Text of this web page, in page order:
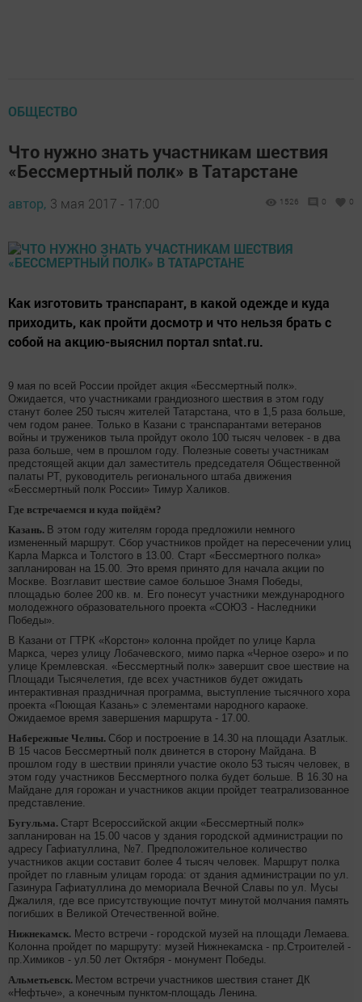
ОБЩЕСТВО
Что нужно знать участникам шествия
«Бессмертный полк» в Татарстане
автор, 3 мая 2017 - 17:00 1526 0 0
Как изготовить транспарант, в какой одежде и куда
приходить, как пройти досмотр и что нельзя брать с
собой на акцию-выяснил портал sntat.ru.
9 мая по всей России пройдет акция «Бессмертный полк».
Ожидается, что участниками грандиозного шествия в этом году
станут более 250 тысяч жителей Татарстана, что в 1,5 раза больше,
чем годом ранее. Только в Казани с транспарантами ветеранов
войны и тружеников тыла пройдут около 100 тысяч человек - в два
раза больше, чем в прошлом году. Полезные советы участникам
предстоящей акции дал заместитель председателя Общественной
палаты РТ, руководитель регионального штаба движения
«Бессмертный полк России» Тимур Халиков.
Где встречаемся и куда пойдём?
Казань. В этом году жителям города предложили немного
измененный маршрут. Сбор участников пройдет на пересечении улиц
Карла Маркса и Толстого в 13.00. Старт «Бессмертного полка»
запланирован на 15.00. Это время принято для начала акции по
Москве. Возглавит шествие самое большое Знамя Победы,
площадью более 200 кв. м. Его понесут участники международного
молодежного образовательного проекта «СОЮЗ - Наследники
Победы».
В Казани от ГТРК «Корстон» колонна пройдет по улице Карла
Маркса, через улицу Лобачевского, мимо парка «Черное озеро» и по
улице Кремлевская. «Бессмертный полк» завершит свое шествие на
Площади Тысячелетия, где всех участников будет ожидать
интерактивная праздничная программа, выступление тысячного хора
проекта «Поющая Казань» с элементами народного караоке.
Ожидаемое время завершения маршрута - 17.00.
Набережные Челны. Сбор и построение в 14.30 на площади Азатлык.
В 15 часов Бессмертный полк двинется в сторону Майдана. В
прошлом году в шествии приняли участие около 53 тысяч человек, в
этом году участников Бессмертного полка будет больше. В 16.30 на
Майдане для горожан и участников акции пройдет театрализованное
представление.
Бугульма. Старт Всероссийской акции «Бессмертный полк»
запланирован на 15.00 часов у здания городской администрации по
адресу Гафиатуллина, №7. Предположительное количество
участников акции составит более 4 тысяч человек. Маршрут полка
пройдет по главным улицам города: от здания администрации по ул.
Газинура Гафиатуллина до мемориала Вечной Славы по ул. Мусы
Джалиля, где все присутствующие почтут минутой молчания память
погибших в Великой Отечественной войне.
Нижнекамск. Место встречи - городской музей на площади Лемаева.
Колонна пройдет по маршруту: музей Нижнекамска - пр.Строителей -
пр.Химиков - ул.50 лет Октября - монумент Победы.
Альметьевск. Местом встречи участников шествия станет ДК
«Нефтьче», а конечным пунктом-площадь Ленина.